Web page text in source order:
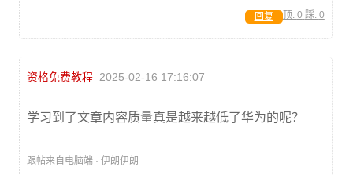
顶: 0 踩: 0
回复
资格免费教程 2025-02-16 17:16:07
学习到了文章内容质量真是越来越低了华为的呢？
跟帖来自电脑端 · 伊朗伊朗